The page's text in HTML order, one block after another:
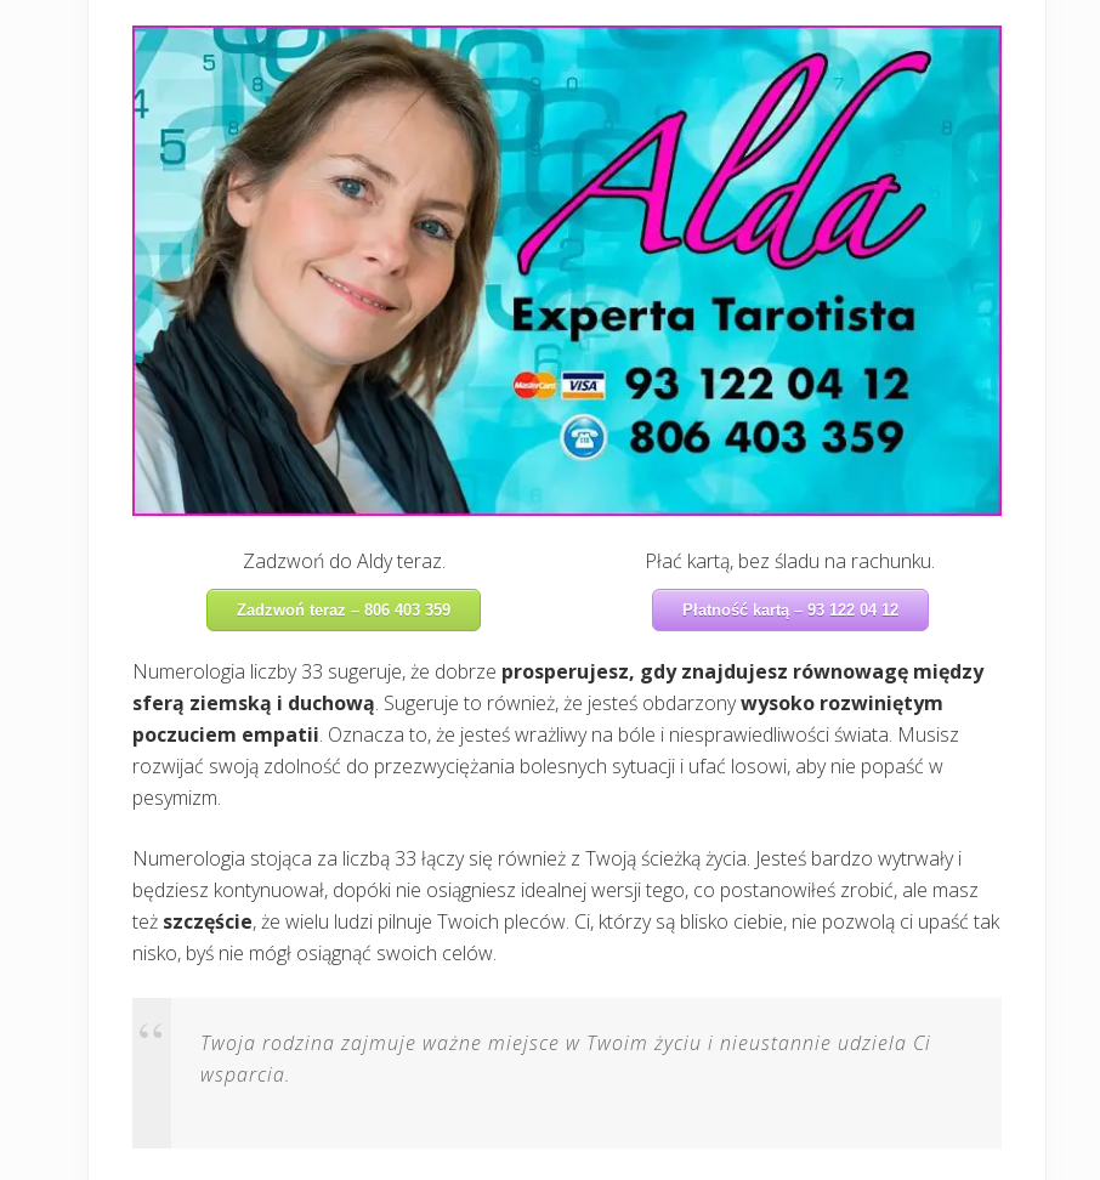
Zadzwoń do Aldy teraz.
Zadzwoń teraz – 806 403 359
Płać kartą, bez śladu na rachunku.
Płatność kartą – 93 122 04 12
Numerologia liczby 33 sugeruje, że dobrze prosperujesz, gdy znajdujesz równowagę między
sferą ziemską i duchową. Sugeruje to również, że jesteś obdarzonywysoko rozwiniętym
poczuciem empatii. Oznacza to, że jesteś wrażliwy na bóle i niesprawiedliwości świata. Musisz
rozwijać swoją zdolność do przezwyciężania bolesnych sytuacji i ufać losowi, aby nie popaść w
pesymizm.
Numerologia stojąca za liczbą 33 łączy się również z Twoją ścieżką życia. Jesteś bardzo wytrwały i
będziesz kontynuował, dopóki nie osiągniesz idealnej wersji tego, co postanowiłeś zrobić, ale masz
też szczęście, że wielu ludzi pilnuje Twoich pleców. Ci, którzy są blisko ciebie, nie pozwolą ci upaść tak
nisko, byś nie mógł osiągnąć swoich celów.
Twoja rodzina zajmuje ważne miejsce w Twoim życiu i nieustannie udziela Ci
wsparcia.